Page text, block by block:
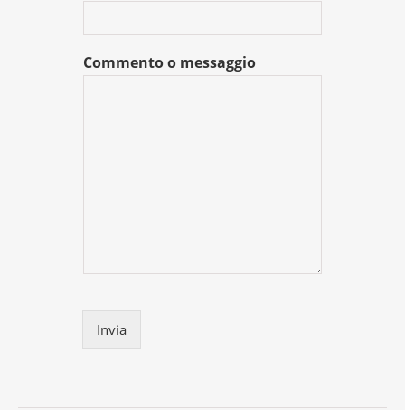
Commento o messaggio
Invia